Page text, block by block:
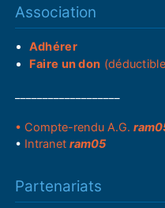
Association
Adhérer
Faire un don
• Compte-rendu A.G.
• Intranetram05
Partenariats